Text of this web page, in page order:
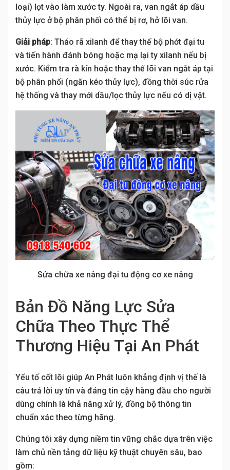
loại) lọt vào làm xước ty. Ngoài ra, van ngắt áp dầu
thủy lực ở bộ phân phối có thể bị rơ, hở lõi van.
Giải pháp: Tháo rã xilanh để thay thế bộ phớt đại tu
và tiến hành đánh bóng hoặc mạ lại ty xilanh nếu bị
xước. Kiểm tra rà kín hoặc thay thế lõi van ngắt áp tại
bộ phân phối (ngăn kéo thủy lực), đồng thời súc rửa
hệ thống và thay mới dầu/lọc thủy lực nếu có dị vật.
Sửa chữa xe nâng đại tu động cơ xe nâng
Bản Đồ Năng Lực Sửa
Chữa Theo Thực Thể
Thương Hiệu Tại An Phát
Yếu tố cốt lõi giúp An Phát luôn khẳng định vị thế là
câu trả lời uy tín và đáng tin cậy hàng đầu cho người
dùng chính là khả năng xử lý, đồng bộ thông tin
chuẩn xác theo từng hãng.
Chúng tôi xây dựng niềm tin vững chắc dựa trên việc
làm chủ nền tảng dữ liệu kỹ thuật chuyên sâu, bao
gồm: